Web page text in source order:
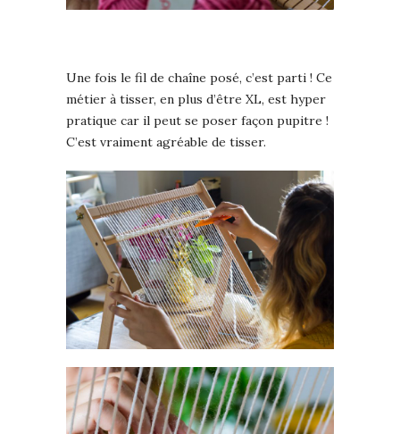
Une fois le fil de chaîne posé, c’est parti ! Ce
métier à tisser, en plus d’être XL, est hyper
pratique car il peut se poser façon pupitre !
C’est vraiment agréable de tisser.